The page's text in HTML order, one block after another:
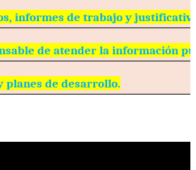
informes de trabajo y
de atender la información
planes de desarrollo.